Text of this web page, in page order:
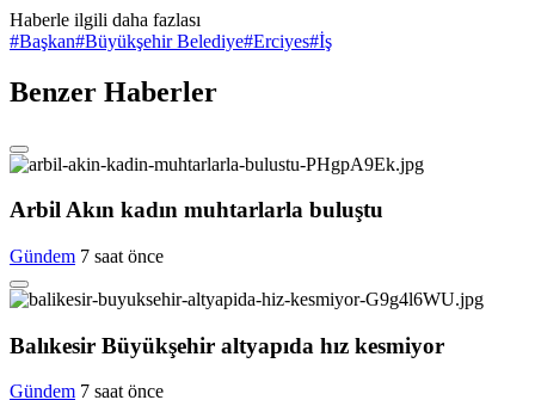
Haberle ilgili daha fazlası
#Başkan#Büyükşehir Belediye#Erciyes#İş
Benzer Haberler
Arbil Akın kadın muhtarlarla buluştu
Gündem 7 saat önce
Balıkesir Büyükşehir altyapıda hız kesmiyor
Gündem 7 saat önce